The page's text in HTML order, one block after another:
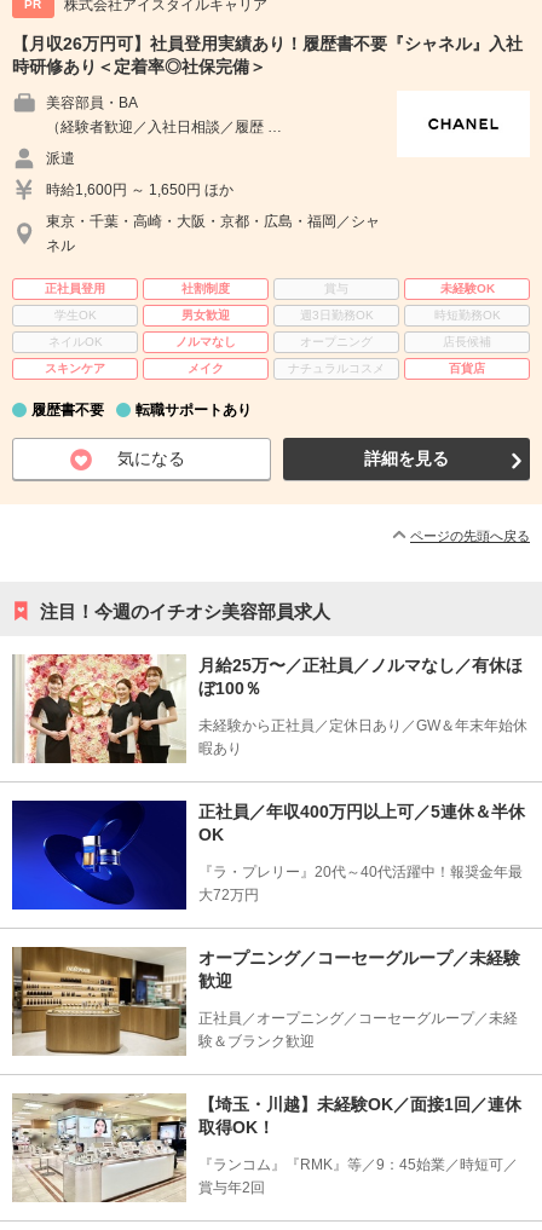
PR 株式会社アイスタイルキャリア
【月収26万円可】社員登用実績あり！履歴書不要『シャネル』入社
時研修あり＜定着率◎社保完備＞
美容部員・BA
（経験者歓迎／入社日相談／履歴 …
派遣
時給1,600円 ～ 1,650円 ほか
東京・千葉・高崎・大阪・京都・広島・福岡／シャ
ネル
正社員登用 社割制度 賞与
未経験OK
学生OK
男女歓迎 週3日勤務OK
時短勤務OK
ネイルOK
ノルマなし オープニング
店長候補
スキンケア
メイク ナチュラルコスメ 百貨店
履歴書不要 転職サポートあり
気になる 詳細を見る
ページの先頭へ戻る
注目！今週のイチオシ美容部員求人
月給25万〜／正社員／ノルマなし／有休ほ
ぼ100％
未経験から正社員／定休日あり／GW＆年末年始休
暇あり
正社員／年収400万円以上可／5連休＆半休
OK
『ラ・プレリー』20代～40代活躍中！報奨金年最
大72万円
オープニング／コーセーグループ／未経験
歓迎
正社員／オープニング／コーセーグループ／未経
験＆ブランク歓迎
【埼玉・川越】未経験OK／面接1回／連休
取得OK！
『ランコム』『RMK』等／9：45始業／時短可／
賞与年2回